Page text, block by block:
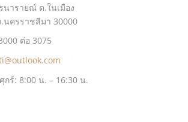
นารายณ์ ต.ในเมือง
.นครราชสีมา 30000
ต่อ 3075
กร์: 8:00 น. – 16:30 น.